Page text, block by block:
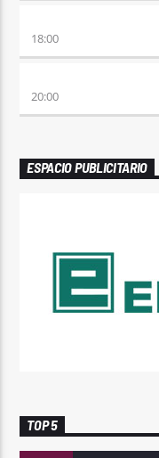
18:00
20:00
ESPACIO PUBLICITARIO
TOP 5